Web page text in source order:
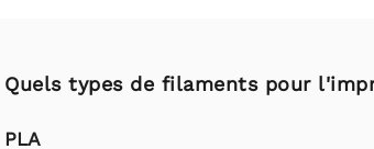
Quels types de filaments pour
PLA